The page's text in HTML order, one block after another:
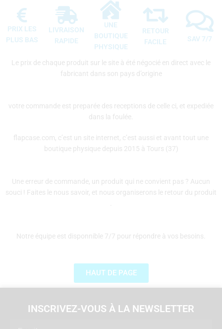
PRIX LES
PLUS BAS
LIVRAISON
RAPIDE
UNE
BOUTIQUE
PHYSIQUE
RETOUR
FACILE
SAV 7/7
Le prix de chaque produit sur le site à été négocié en direct avec le
fabricant dans son pays d’origine
votre commande est preparée des receptions de celle ci, et expediée
dans la foulée.
flapcase.com, c’est un site internet, c’est aussi et avant tout une
boutique physique depuis 2015 à Tours (37)
Une erreur de commande, un produit qui ne convient pas ? Aucun
souci ! Faites le nous savoir, et nous organiserons le retour du produit
Notre équipe est disponnible 7/7 pour répondre à vos besoins.
HAUT DE PAGE
INSCRIVEZ-VOUS À LA NEWSLETTER